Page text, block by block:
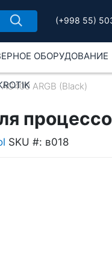
(+998 55)
ОБОРУДОВАНИЕ
ARGB (Black)
SKU #: в018